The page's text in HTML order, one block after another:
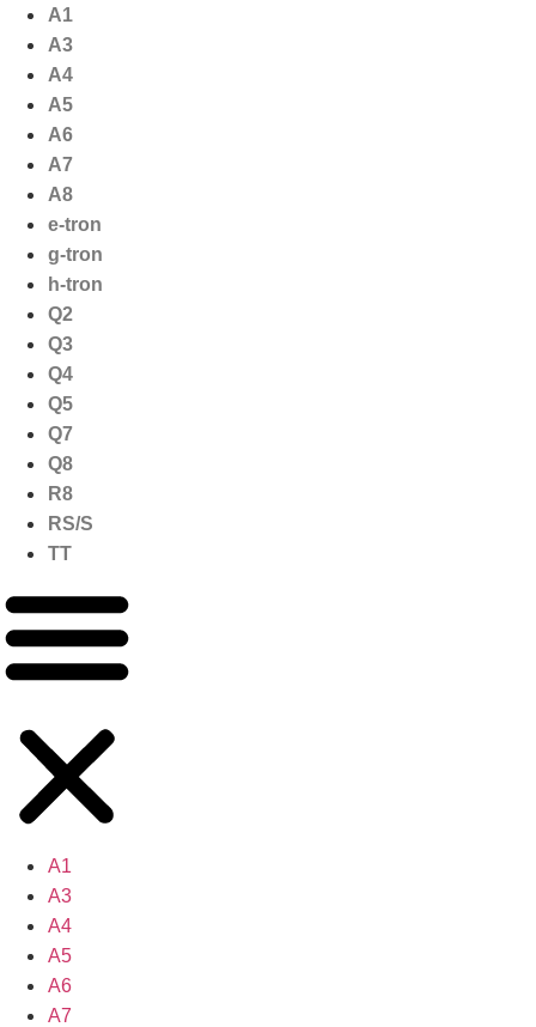
naar
inhoud
A1
A3
A4
A5
A6
A7
A8
e-tron
g-tron
h-tron
Q2
Q3
Q4
Q5
Q7
Q8
R8
RS/S
TT
A1
A3
A4
A5
A6
A7